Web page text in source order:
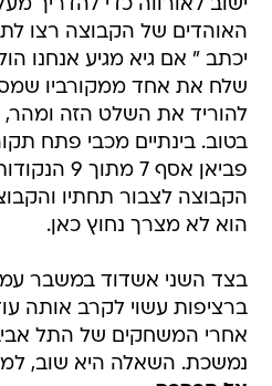
ישוב לאורווה כדי להדריך
האוהדים של הקבוצה רצו
יכתב " אם גיא מגיע אנחנו
שלח את אחד ממקורביו
להוריד את השלט הזה ומהר,
בטוב. בינתיים מכבי פתח
פביאן אסף
הקבוצה לצבור תחתיו
הוא לא מצרך נחוץ כאן.
בצד השני אשדוד במשבר
ברציפות עשוי לקרב אותה
אחרי המשחקים של התל
נמשכת. השאלה היא שוב,